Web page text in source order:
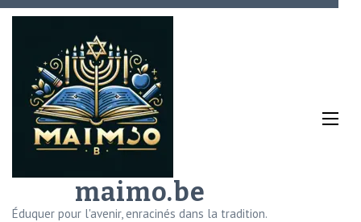
Aller
(Pressez
Entrée)
maimo.be
Éduquer pour l'avenir, enracinés dans la tradition.